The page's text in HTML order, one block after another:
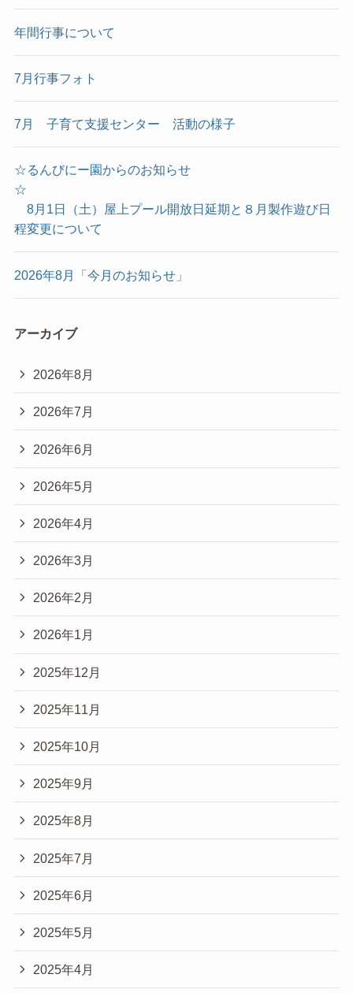
年間行事について
7月行事フォト
7月 子育て支援センター 活動の様子
☆るんびにー園からのお知らせ
☆
8月1日（土）屋上プール開放日延期と８月製作遊び日
程変更について
2026年8月「今月のお知らせ」
アーカイブ
2026年8月
2026年7月
2026年6月
2026年5月
2026年4月
2026年3月
2026年2月
2026年1月
2025年12月
2025年11月
2025年10月
2025年9月
2025年8月
2025年7月
2025年6月
2025年5月
2025年4月